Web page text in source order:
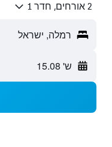
2 אורחים, חדר 1
רמלה, ישראל
ש' 15.08